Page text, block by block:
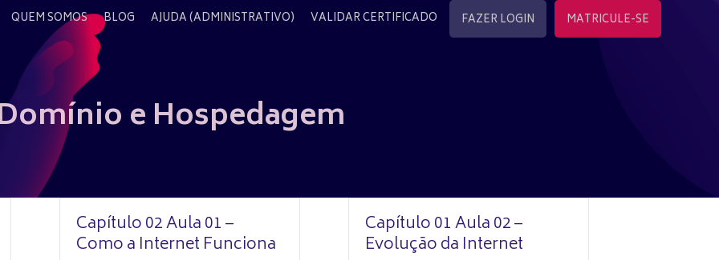
QUEM SOMOS BLOG AJUDA (ADMINISTRATIVO) VALIDAR CERTIFICADO FAZER LOGIN MATRICULE-SE
e Hospedagem
Capítulo 02 Aula 01 –
Como a Internet Funciona
Capítulo 01 Aula 02 –
Evolução da Internet